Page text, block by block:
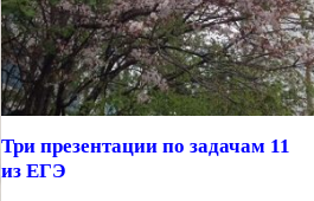
Три презентации по задачам 11
из ЕГЭ